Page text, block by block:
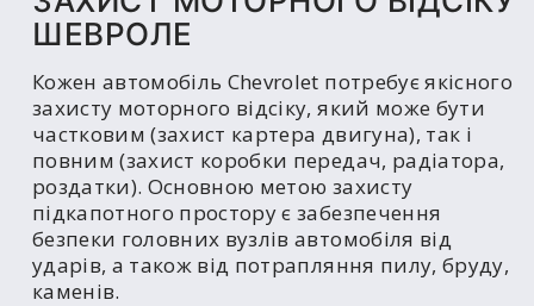
ШЕВРОЛЕ
Кожен автомобіль Chevrolet потребує якісного
захисту моторного відсіку, який може бути
частковим (захист картера двигуна), так і
повним (захист коробки передач, радіатора,
роздатки). Основною метою захисту
підкапотного простору є забезпечення
безпеки головних вузлів автомобіля від
ударів, а також від потрапляння пилу, бруду,
каменів.